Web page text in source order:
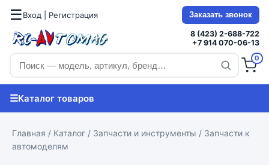
☰Вход | Регистрация Заказать звонок
8 (423) 2-688-722
+7 914 070-06-13
0
☰Каталог товаров
Главная / Каталог / Запчасти и инструменты / Запчасти к
автомоделям